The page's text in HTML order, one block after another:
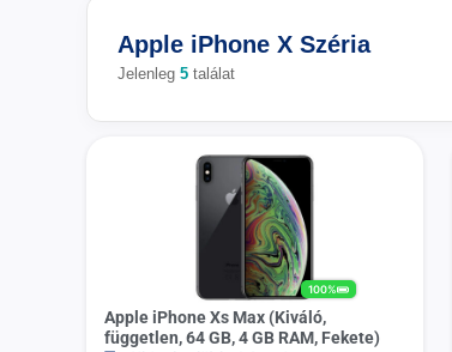
Apple iPhone X Széria
Jelenleg 5 találat
100%
Apple iPhone Xs Max (Kiváló,
független, 64 GB, 4 GB RAM, Fekete)